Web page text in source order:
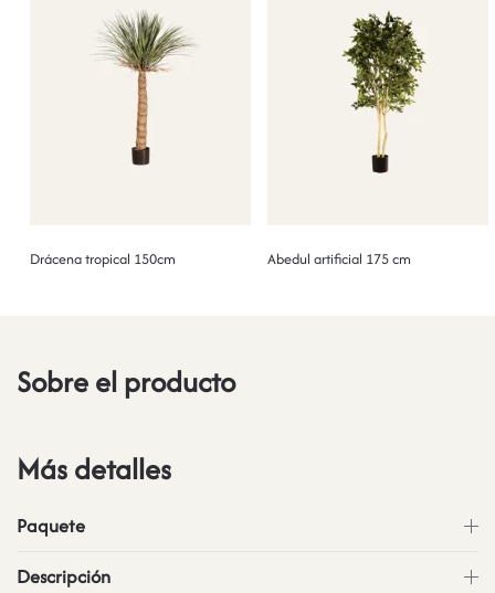
Drácena tropical 150cm Abedul artificial 175 cm
Sobre el producto
Más detalles
Paquete
Descripción